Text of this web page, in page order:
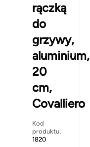
rączką
do
grzywy,
aluminium,
20
cm,
Covalliero
Kod
produktu:
1820